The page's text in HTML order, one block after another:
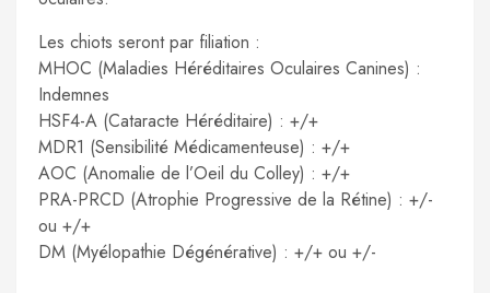
Les chiots seront par filiation :
MHOC (Maladies Héréditaires Oculaires Canines) :
Indemnes
HSF4-A (Cataracte Héréditaire) : +/+
MDR1 (Sensibilité Médicamenteuse) : +/+
AOC (Anomalie de l’Oeil du Colley) : +/+
PRA-PRCD (Atrophie Progressive de la Rétine) : +/-
ou +/+
DM (Myélopathie Dégénérative) : +/+ ou +/-